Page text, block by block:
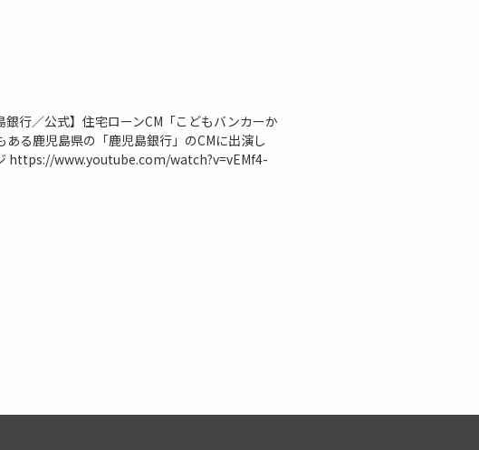
行／公式】住宅ローンCM「こどもバンカーか
る鹿児島県の「鹿児島銀行」のCMに出演し
https://www.youtube.com/watch?v=vEMf4-